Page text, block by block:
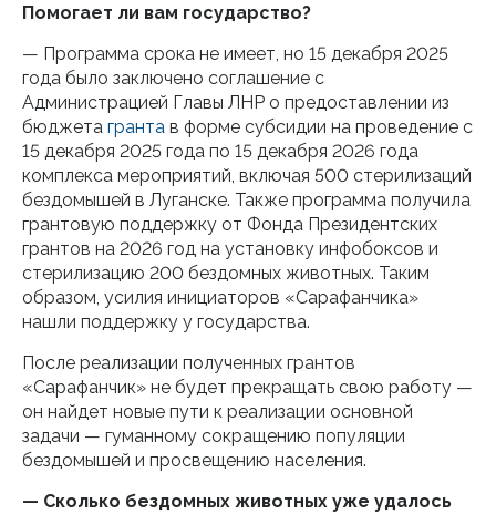
Помогает ли вам государство?
— Программа срока не имеет, но 15 декабря 2025
года было заключено соглашение с
Администрацией Главы ЛНР о предоставлении из
бюджета гранта в форме субсидии на проведение с
15 декабря 2025 года по 15 декабря 2026 года
комплекса мероприятий, включая 500 стерилизаций
бездомышей в Луганске. Также программа получила
грантовую поддержку от Фонда Президентских
грантов на 2026 год на установку инфобоксов и
стерилизацию 200 бездомных животных. Таким
образом, усилия инициаторов «Сарафанчика»
нашли поддержку у государства.
После реализации полученных грантов
«Сарафанчик» не будет прекращать свою работу —
он найдет новые пути к реализации основной
задачи — гуманному сокращению популяции
бездомышей и просвещению населения.
— Сколько бездомных животных уже удалось